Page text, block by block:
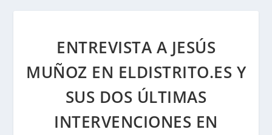
ENTREVISTA A JESÚS
MUÑOZ EN ELDISTRITO.ES Y
SUS DOS ÚLTIMAS
INTERVENCIONES EN